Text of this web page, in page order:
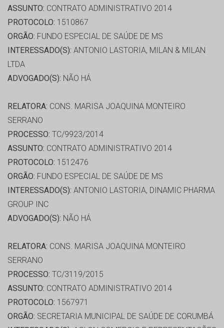
ASSUNTO: CONTRATO ADMINISTRATIVO 2014
PROTOCOLO: 1510867
ORGÃO: FUNDO ESPECIAL DE SAÚDE DE MS
INTERESSADO(S): ANTONIO LASTORIA, MILAN & MILAN
LTDA
ADVOGADO(S): NÃO HÁ
RELATORA: CONS. MARISA JOAQUINA MONTEIRO
SERRANO
PROCESSO: TC/9923/2014
ASSUNTO: CONTRATO ADMINISTRATIVO 2014
PROTOCOLO: 1512476
ORGÃO: FUNDO ESPECIAL DE SAÚDE DE MS
INTERESSADO(S): ANTONIO LASTORIA, DINAMIC PHARMA
GROUP INC
ADVOGADO(S): NÃO HÁ
RELATORA: CONS. MARISA JOAQUINA MONTEIRO
SERRANO
PROCESSO: TC/3119/2015
ASSUNTO: CONTRATO ADMINISTRATIVO 2014
PROTOCOLO: 1567971
ORGÃO: SECRETARIA MUNICIPAL DE SAÚDE DE CORUMBÁ